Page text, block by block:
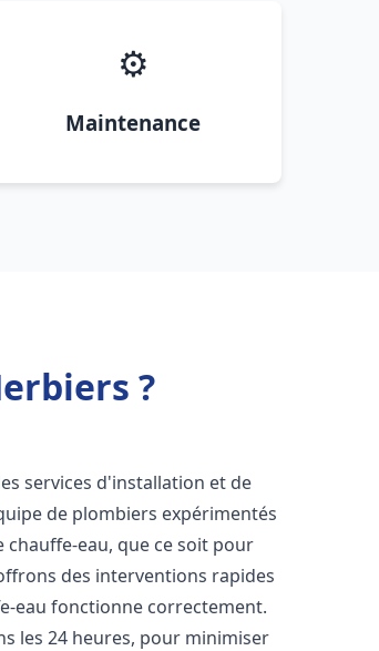
⚙️
Maintenance
?
services d'installation et de
de plombiers expérimentés
eau, que ce soit pour
des interventions rapides
eau fonctionne correctement.
les 24 heures, pour minimiser